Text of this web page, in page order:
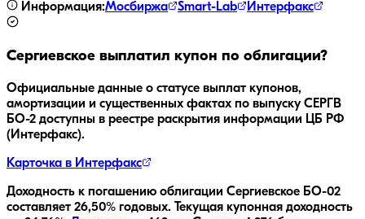
Информация:Мосбиржа Smart-Lab Интерфакс
Сергиевское выплатил купон по облигации?
Официальные данные о статусе выплат купонов,
амортизации и существенных фактах по выпуску СЕРГВ
БО-2 доступны в реестре раскрытия информации ЦБ РФ
(Интерфакс).
Карточка в Интерфакс
Доходность к погашению облигации Сергиевское БО-02
составляет 26,50% годовых. Текущая купонная доходность